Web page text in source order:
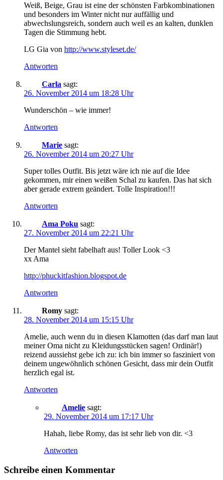
Weiß, Beige, Grau ist eine der schönsten Farbkombinationen
und besonders im Winter nicht nur auffällig und
abwechslungsreich, sondern auch weil es an kalten, dunklen
Tagen die Stimmung hebt.
LG Gia von http://www.styleset.de/
Antworten
Carla sagt:
26. November 2014 um 18:28 Uhr
Wunderschön – wie immer!
Antworten
Marie sagt:
26. November 2014 um 20:27 Uhr
Super tolles Outfit. Bis jetzt wäre ich nie auf die Idee
gekommen, mir einen weißen Schal zu kaufen. Das hat sich
aber gerade extrem geändert. Tolle Inspiration!!!
Antworten
Ama Poku sagt:
27. November 2014 um 22:21 Uhr
Der Mantel sieht fabelhaft aus! Toller Look <3
xx Ama
http://phuckitfashion.blogspot.de
Antworten
Romy sagt:
28. November 2014 um 15:15 Uhr
Amelie, auch wenn du in diesen Klamotten (das darf man laut
meiner Oma nicht zu Kleidungsstücken sagen! Ordinär!)
reizend aussiehst gebe ich zu: ich bin immer so fasziniert von
deinem ungewöhnlich schönen Gesicht, dass mir dein Outfit
herzlich egal ist.
Antworten
Amelie sagt:
29. November 2014 um 17:17 Uhr
Hahah, liebe Romy, das ist sehr lieb von dir. <3
Antworten
Schreibe einen Kommentar